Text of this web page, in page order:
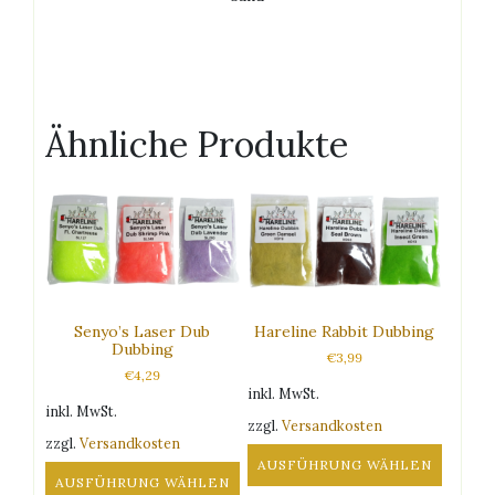
Ähnliche Produkte
Senyo’s Laser Dub
Dubbing
€4,29
inkl. MwSt.
zzgl. Versandkosten
AUSFÜHRUNG WÄHLEN
Hareline Rabbit Dubbing
€3,99
inkl. MwSt.
zzgl.Versandkosten
AUSFÜHRUNG WÄHLEN